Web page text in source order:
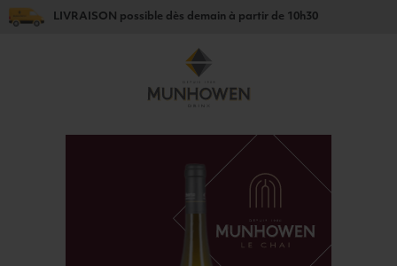
LIVRAISON possible dès demain à partir de 10h30